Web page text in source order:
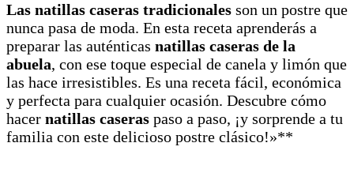
Las natillas caseras tradicionales son un postre que
nunca pasa de moda. En esta receta aprenderás a
preparar las auténticas natillas caseras de la
abuela, con ese toque especial de canela y limón que
las hace irresistibles. Es una receta fácil, económica
y perfecta para cualquier ocasión. Descubre cómo
hacer natillas caseras paso a paso, ¡y sorprende a tu
familia con este delicioso postre clásico!»**